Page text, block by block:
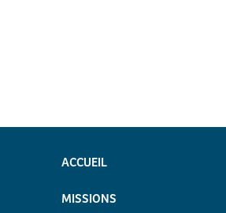
ACCUEIL
MISSIONS